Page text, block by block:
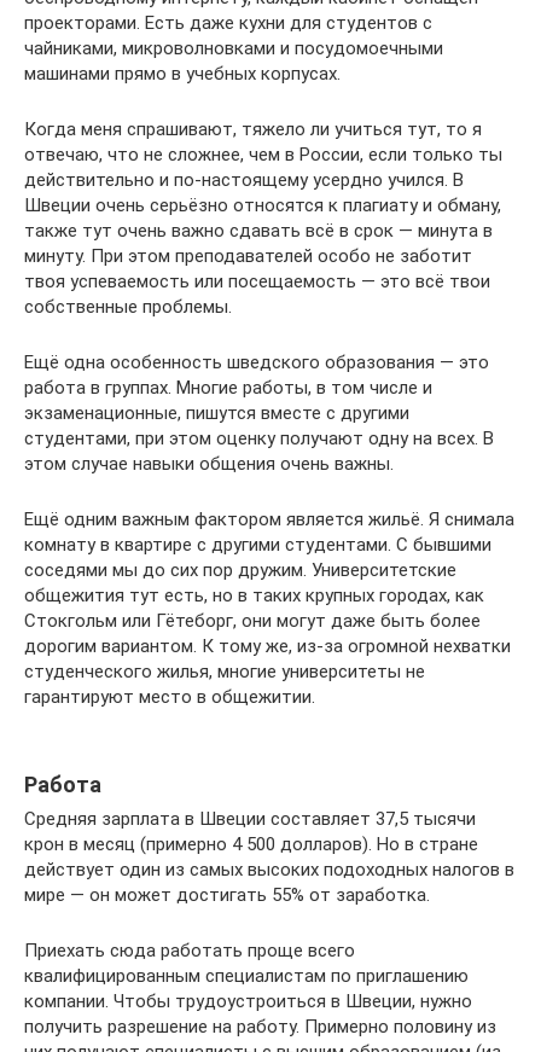
проекторами. Есть даже кухни для студентов с
чайниками, микроволновками и посудомоечными
машинами прямо в учебных корпусах.
Когда меня спрашивают, тяжело ли учиться тут, то я
отвечаю, что не сложнее, чем в России, если только ты
действительно и по-настоящему усердно учился. В
Швеции очень серьёзно относятся к плагиату и обману,
также тут очень важно сдавать всё в срок — минута в
минуту. При этом преподавателей особо не заботит
твоя успеваемость или посещаемость — это всё твои
собственные проблемы.
Ещё одна особенность шведского образования — это
работа в группах. Многие работы, в том числе и
экзаменационные, пишутся вместе с другими
студентами, при этом оценку получают одну на всех. В
этом случае навыки общения очень важны.
Ещё одним важным фактором является жильё. Я снимала
комнату в квартире с другими студентами. С бывшими
соседями мы до сих пор дружим. Университетские
общежития тут есть, но в таких крупных городах, как
Стокгольм или Гётеборг, они могут даже быть более
дорогим вариантом. К тому же, из-за огромной нехватки
студенческого жилья, многие университеты не
гарантируют место в общежитии.
Работа
Средняя зарплата в Швеции составляет 37,5 тысячи
крон в месяц (примерно 4 500 долларов). Но в стране
действует один из самых высоких подоходных налогов в
мире — он может достигать 55% от заработка.
Приехать сюда работать проще всего
квалифицированным специалистам по приглашению
компании. Чтобы трудоустроиться в Швеции, нужно
получить разрешение на работу. Примерно половину из